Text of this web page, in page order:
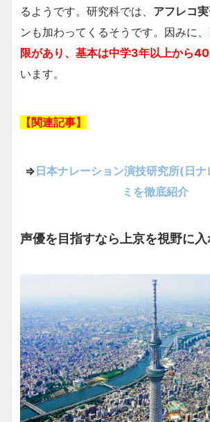
るようです。研究科では、 アフレコ
ンも加わってくるそうです。因みに、
限があり、基本は中学3年以上から
います。
【関連記事】
⇒日本ナレーション演技研究所(日ナ
ミを徹底紹介
声優を目指すなら上京を視野に入